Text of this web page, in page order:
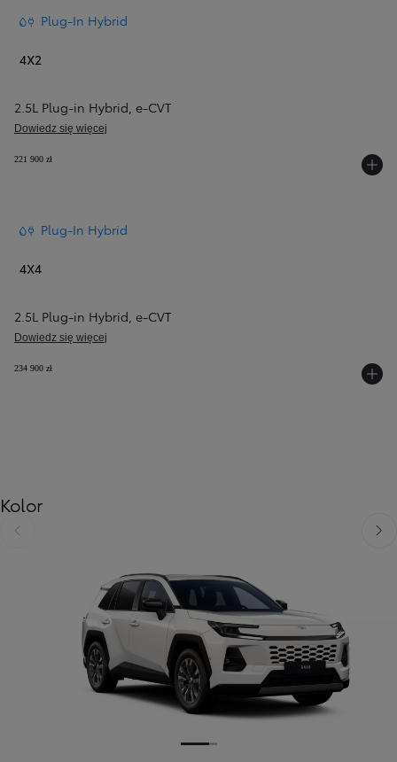
Plug-In Hybrid
4X2
2.5L Plug-in Hybrid, e‑CVT
Dowiedz się więcej
221 900 zł
Plug-In Hybrid
4X4
2.5L Plug-in Hybrid, e‑CVT
Dowiedz się więcej
234 900 zł
Kolor
Poprzedni